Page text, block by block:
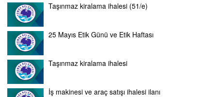
Taşınmaz kiralama ihalesi (51/e)
25 Mayıs Etik Günü ve Etik Haftası
Taşınmaz kiralama ihalesi
İş makinesi ve araç satışı ihalesi ilanı